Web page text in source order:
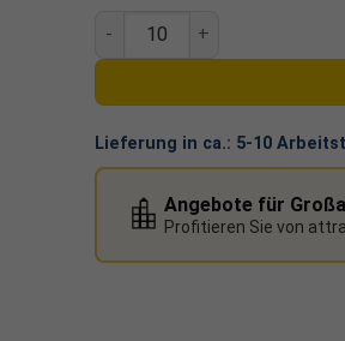
Sicherungsscheibe Menge
Lieferung in ca.: 5-10
Angebote für
Profitieren Sie von